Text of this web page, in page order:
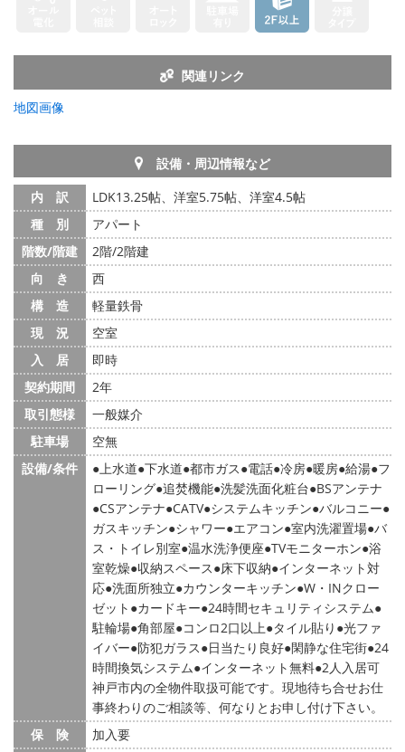
関連リンク
地図画像
設備・周辺情報など
内 訳
LDK13.25帖、洋室5.75帖、洋室4.5帖
種 別
アパート
階数/階建
2階/2階建
向 き
西
構 造
軽量鉄骨
現 況
空室
入 居
即時
契約期間
2年
取引態様
一般媒介
駐車場
空無
設備/条件
上水道 下水道 都市ガス 電話 冷房 暖房 給湯 フ
ローリング 追焚機能 洗髪洗面化粧台 BSアンテナ
CSアンテナ CATV システムキッチン バルコニー
ガスキッチン シャワー エアコン 室内洗濯置場 バ
ス・トイレ別室 温水洗浄便座 TVモニターホン 浴
室乾燥 収納スペース 床下収納 インターネット対
応 洗面所独立 カウンターキッチン W・INクロー
ゼット
カードキー 24時間セキュリティシステム
駐輪場 角部屋 コンロ2口以上 タイル貼り 光ファ
イバー 防犯ガラス 日当たり良好 閑静な住宅街 24
時間換気システム インターネット無料 2人入居可
神戸市内の全物件取扱可能です。現地待ち合せお仕
事終わりのご相談等、何なりとお申し付け下さい。
保 険
加入要